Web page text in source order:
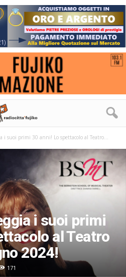
i suoi primi 30 anni! Lo spettacolo al Teatro...
i suoi primi
al Teatro
2024!
171